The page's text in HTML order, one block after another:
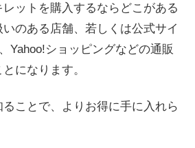
レットを購入するならどこがある
のある店舗、若しくは公式サイ
Yahoo!ショッピングなどの通販
になります。
ことで、よりお得に手に入れら